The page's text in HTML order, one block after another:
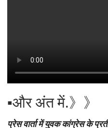
▪︎और अंत में.》》
प्रेस वार्ता में युवक कांग्रेस के